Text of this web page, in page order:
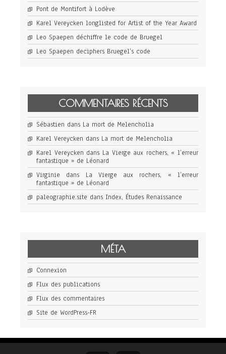
Pont de Montifort à Lodève
Karel Vereycken longlisted for Artist of the Year Award
Leo Spaepen déchiffre le code de Bruegel
Leo Spaepen deciphers Bruegel’s code
COMMENTAIRES RÉCENTS
Sébastien dans La mort de Melencholia
Karel Vereycken dans La mort de Melencholia
Karel Vereycken dans La Vierge aux rochers, « l’erreur
fantastique » de Léonard
Virginie dans La Vierge aux rochers, « l’erreur
fantastique » de Léonard
paleographie.site dans Index, Études Renaissance
MÉTA
Connexion
Flux des publications
Flux des commentaires
Site de WordPress-FR